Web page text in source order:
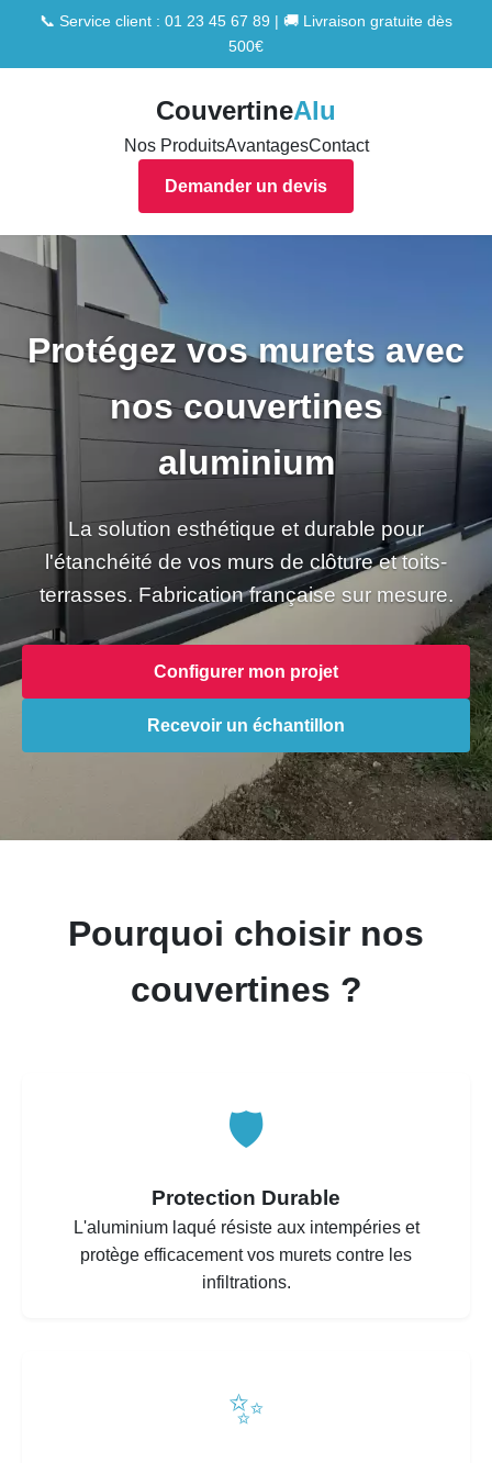
📞 Service client : 01 23 45 67 89 | 🚚 Livraison gratuite dès
500€
CouvertineAlu
Nos ProduitsAvantagesContact
Demander un devis
Protégez vos murets avec
nos couvertines
aluminium
La solution esthétique et durable pour
l'étanchéité de vos murs de clôture et toits-
terrasses. Fabrication française sur mesure.
Configurer mon projet
Recevoir un échantillon
Pourquoi choisir nos
couvertines ?
🛡️
Protection Durable
L'aluminium laqué résiste aux intempéries et
protège efficacement vos murets contre les
infiltrations.
✨